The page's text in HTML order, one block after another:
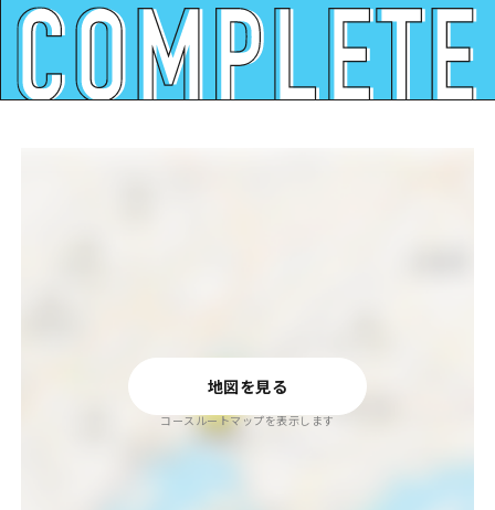
地図を見る
コースルートマップを表示します